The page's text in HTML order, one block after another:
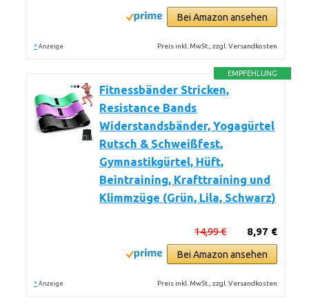
Bei Amazon ansehen
* Anzeige Preis inkl. MwSt., zzgl. Versandkosten
EMPFEHLUNG
Fitnessbänder Stricken,
Resistance Bands
Widerstandsbänder, Yogagürtel
Rutsch & Schweißfest,
Gymnastikgürtel, Hüft,
Beintraining, Krafttraining und
Klimmzüge (Grün, Lila, Schwarz)
8,97 €
14,99 €
Bei Amazon ansehen
* Anzeige Preis inkl. MwSt., zzgl. Versandkosten